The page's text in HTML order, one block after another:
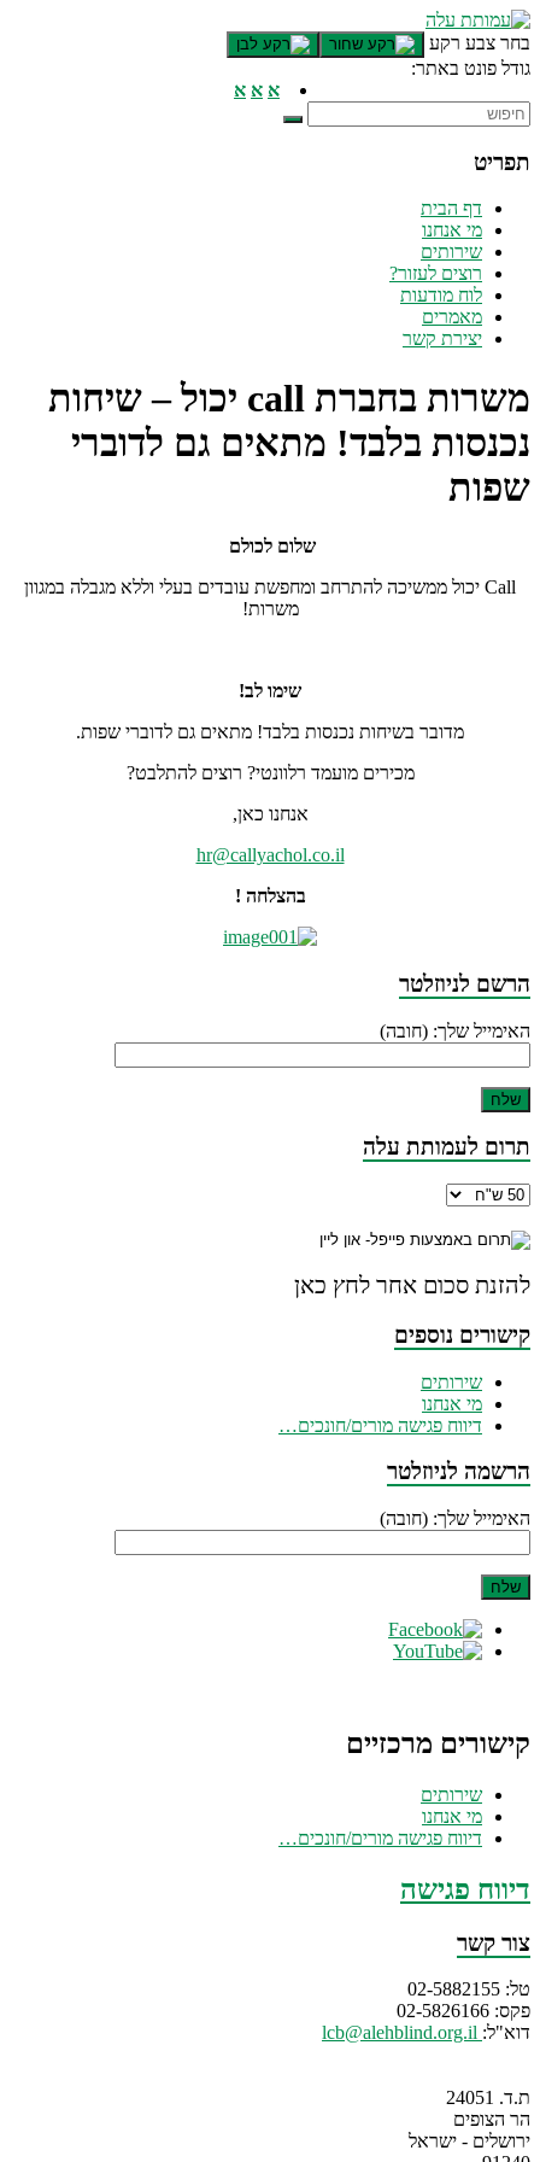
דלג לתוכן רצוי/Skip to content
בחר צבע רקע
גודל פונט באתר:
א א א
תפריט
דף הבית
מי אנחנו
שירותים
רוצים לעזור?
לוח מודעות
מאמרים
יצירת קשר
משרות בחברת call יכול – שיחות
נכנסות בלבד! מתאים גם לדוברי
שפות
שלום לכולם
Call יכול ממשיכה להתרחב ומחפשת עובדים בעלי וללא מגבלה במגוון
משרות!
שימו לב!
מדובר בשיחות נכנסות בלבד! מתאים גם לדוברי שפות.
מכירים מועמד רלוונטי? רוצים להתלבט?
אנחנו כאן,
hr@callyachol.co.il
בהצלחה !
הרשם לניוזלטר
האימייל שלך: (חובה)
תרום לעמותת עלה
להזנת סכום אחר לחץ כאן
קישורים נוספים
שירותים
מי אנחנו
דיווח פגישה מורים/חונכים…
הרשמה לניוזלטר
האימייל שלך: (חובה)
קישורים מרכזיים
שירותים
מי אנחנו
דיווח פגישה מורים/חונכים…
דיווח פגישה
צור קשר
טל: 02-5882155
פקס: 02-5826166
דוא"ל:
ת.ד. 24051
הר הצופים
ירושלים - ישראל